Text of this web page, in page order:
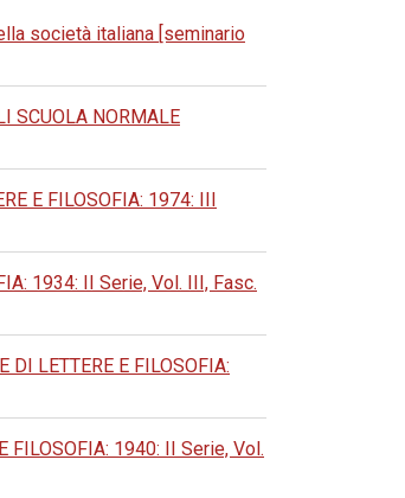
società italiana [seminario
SCUOLA NORMALE
E FILOSOFIA: 1974: III
1934: II Serie, Vol. III, Fasc.
DI LETTERE E FILOSOFIA:
FILOSOFIA: 1940: II Serie, Vol.